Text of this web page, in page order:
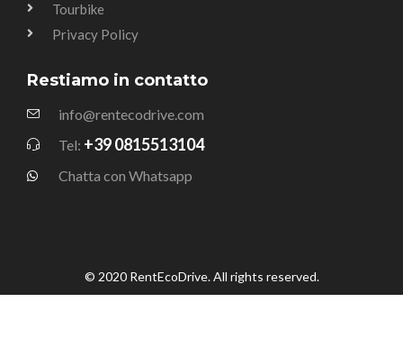
Tourbike
Privacy Policy
Restiamo in contatto
info@rentecodrive.com
Tel: +39 0815513104
Chatta con Whatsapp
© 2020 RentEcoDrive. All rights reserved.